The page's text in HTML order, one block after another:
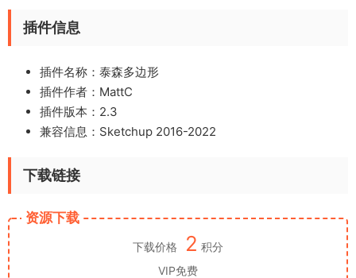
插件信息
插件名称：泰森多边形
插件作者： MattC
插件版本：2.3
兼容信息：Sketchup 2016-2022
下载链接
资源下载
下载价格 2 积分
VIP免费